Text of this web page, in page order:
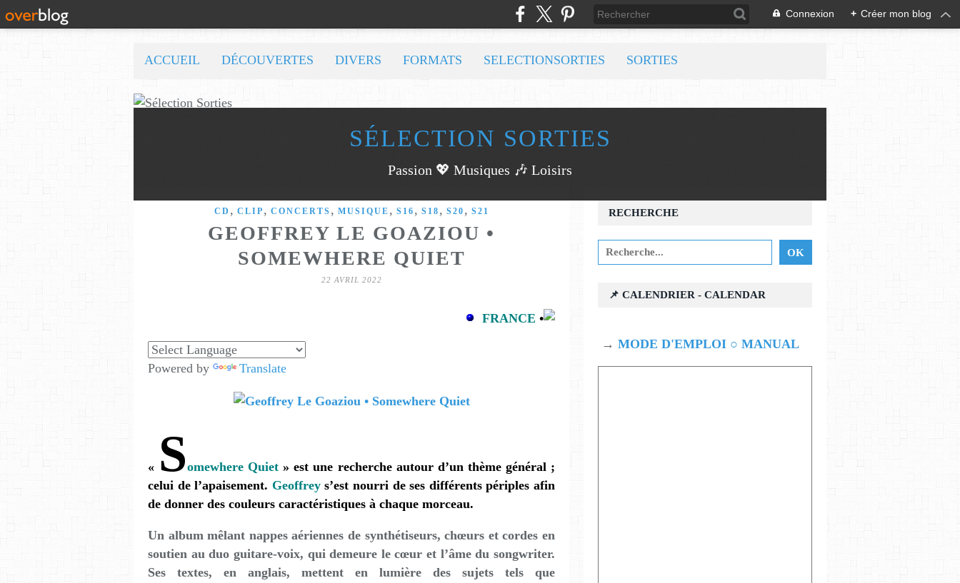
Connexion + Créer mon blog
SÉLECTION SORTIES
Passion 💖 Musiques 🎶 Loisirs
ACCUEIL DÉCOUVERTES DIVERS FORMATS SELECTIONSORTIES SORTIES
CD , CLIP , CONCERTS , MUSIQUE , S16 , S18 , S20 , S21
GEOFFREY LE GOAZIOU •
SOMEWHERE QUIET
22 AVRIL 2022
FRANCE •
Powered by Translate
« Somewhere Quiet » est une recherche autour d’un thème général ;
celui de l’apaisement. Geoffreys’est nourri de ses différents périples afin
de donner des couleurs caractéristiques à chaque morceau.
Un album mêlant nappes aériennes de synthétiseurs, chœurs et cordes en
soutien au duo guitare-voix, qui demeure le cœur et l’âme du songwriter.
Ses textes, en anglais, mettent en lumière des sujets tels que
RECHERCHE
📌 CALENDRIER - CALENDAR
→ MODE D'EMPLOI ○ MANUAL